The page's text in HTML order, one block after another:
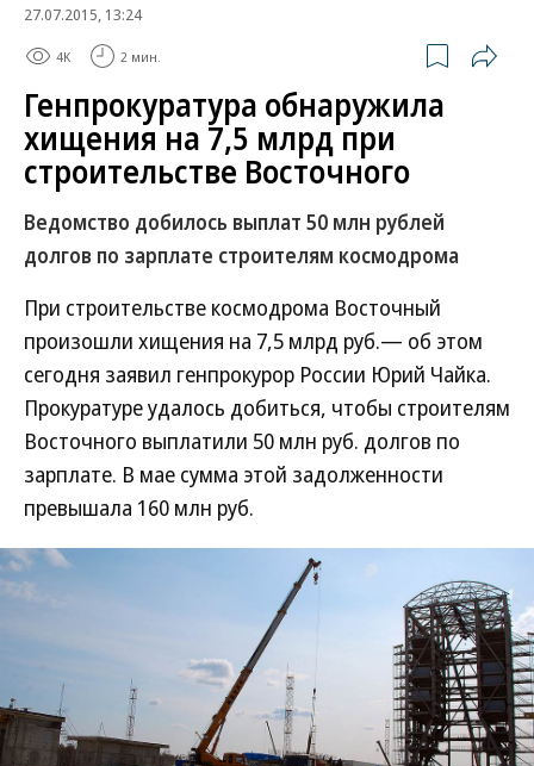
27.07.2015, 13:24
4K 2 мин.
Генпрокуратура обнаружила
хищения на 7,5 млрд при
строительстве Восточного
Ведомство добилось выплат 50 млн рублей
долгов по зарплате строителям космодрома
При строительстве космодрома Восточный
произошли хищения на 7,5 млрд руб.— об этом
сегодня заявил генпрокурор России Юрий Чайка.
Прокуратуре удалось добиться, чтобы строителям
Восточного выплатили 50 млн руб. долгов по
зарплате. В мае сумма этой задолженности
превышала 160 млн руб.